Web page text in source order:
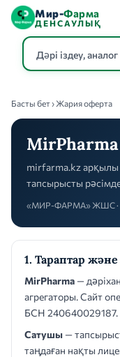
Мир-Фарма
ДЕНСАУЛЫҚ
Каталог
Басты бет› Жария оферта
mirfarma.kz арқылы
тапсырысты
«МИР-ФАРМА» ЖШС ·
1. Тараптар және
MirPharma —
агрегаторы. Сайт
БСН 240640029187.
Сатушы —
таңдаған нақты